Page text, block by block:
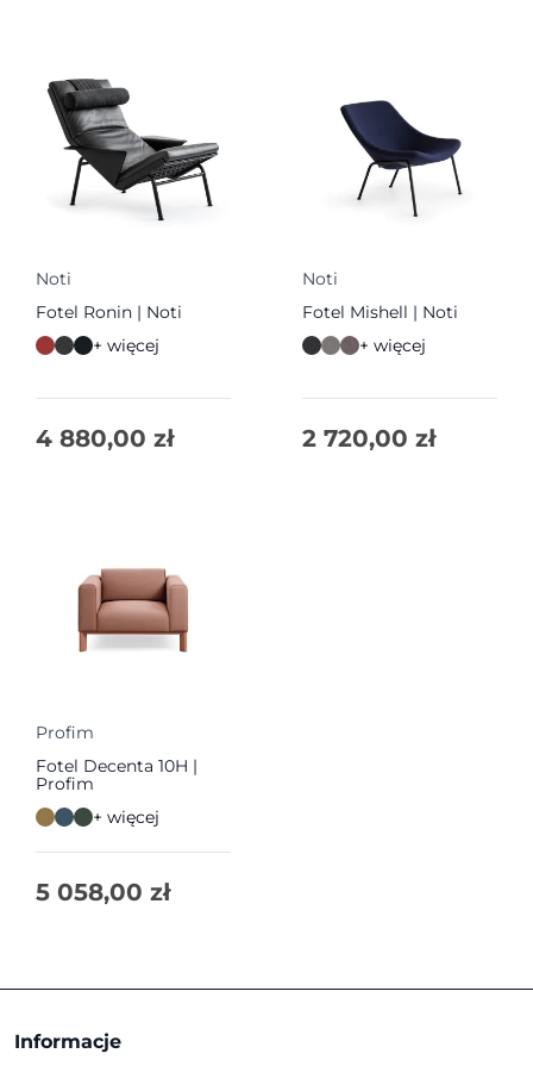
Noti
Fotel Ronin | Noti
+ więcej
4 880,00 zł
Noti
Fotel Mishell | Noti
+ więcej
2 720,00 zł
Profim
Fotel Decenta 10H |
Profim
+ więcej
5 058,00 zł
Informacje